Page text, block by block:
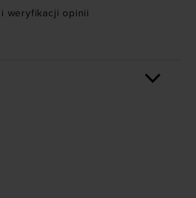
weryfikacji opinii